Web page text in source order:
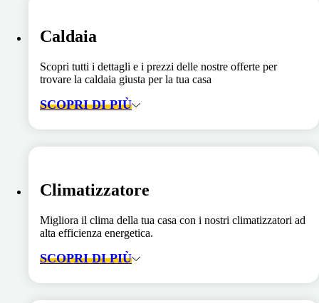
Caldaia
Scopri tutti i dettagli e i prezzi delle nostre offerte per
trovare la caldaia giusta per la tua casa
SCOPRI DI PIÙ
Climatizzatore
Migliora il clima della tua casa con i nostri climatizzatori ad
alta efficienza energetica.
SCOPRI DI PIÙ